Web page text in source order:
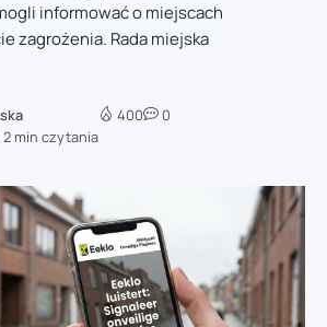
informować o miejscach
zagrożenia. Rada miejska
2 min czytania
400 0